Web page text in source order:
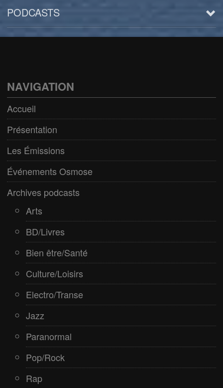
PODCASTS
Arts
Bien être/Santé
Culture/Loisirs
Electro/Transe
Paranormal
Pop/Rock
Rap
Spiritualité
NAVIGATION
Accueil
Présentation
Les Émissions
Événements Osmose
Archives podcasts
Arts
BD/Livres
Bien être/Santé
Culture/Loisirs
Electro/Transe
Jazz
Paranormal
Pop/Rock
Rap